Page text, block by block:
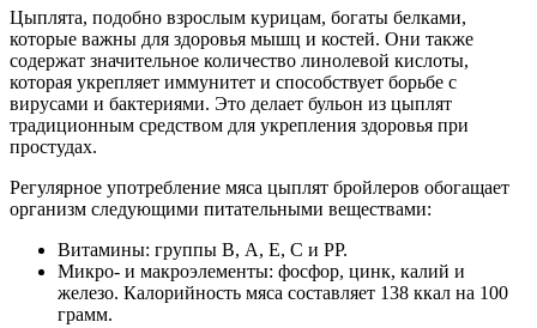
Цыплята, подобно взрослым курицам, богаты белками,
которые важны для здоровья мышц и костей. Они также
содержат значительное количество линолевой кислоты,
которая укрепляет иммунитет и способствует борьбе с
вирусами и бактериями. Это делает бульон из цыплят
традиционным средством для укрепления здоровья при
простудах.
Регулярное употребление мяса цыплят бройлеров обогащает
организм следующими питательными веществами:
Витамины: группы В, А, Е, С и РР.
Микро- и макроэлементы: фосфор, цинк, калий и
железо. Калорийность мяса составляет 138 ккал на 100
грамм.